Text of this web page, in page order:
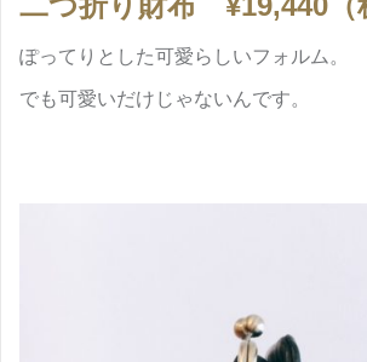
ぽってりとした可愛らしいフォルム。
でも可愛いだけじゃないんです。